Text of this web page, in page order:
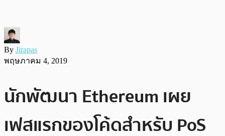
By Jirapas
พฤษภาคม 4, 2019
นักพัฒนา Ethereum เผย
เฟสแรกของโค้ดสำหรับ PoS